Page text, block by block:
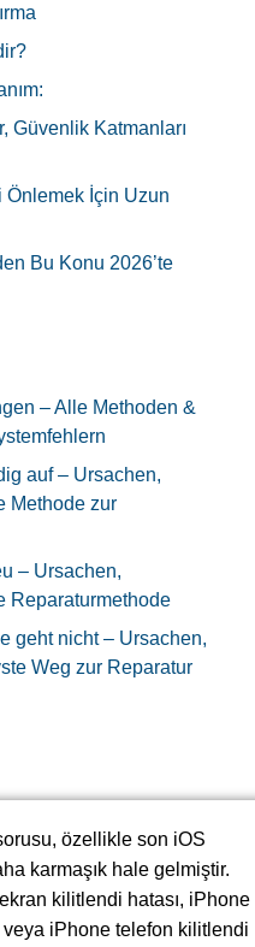
Güvenlik Katmanları
İçin Uzun
Bu Konu 2026’te
– Alle Methoden &
auf – Ursachen,
Methode zur
– Ursachen,
Reparaturmethode
geht nicht – Ursachen,
Weg zur Reparatur
özellikle son iOS
karmaşık hale gelmiştir.
kilitlendi hatası, iPhone
veya iPhone telefon kilitlendi